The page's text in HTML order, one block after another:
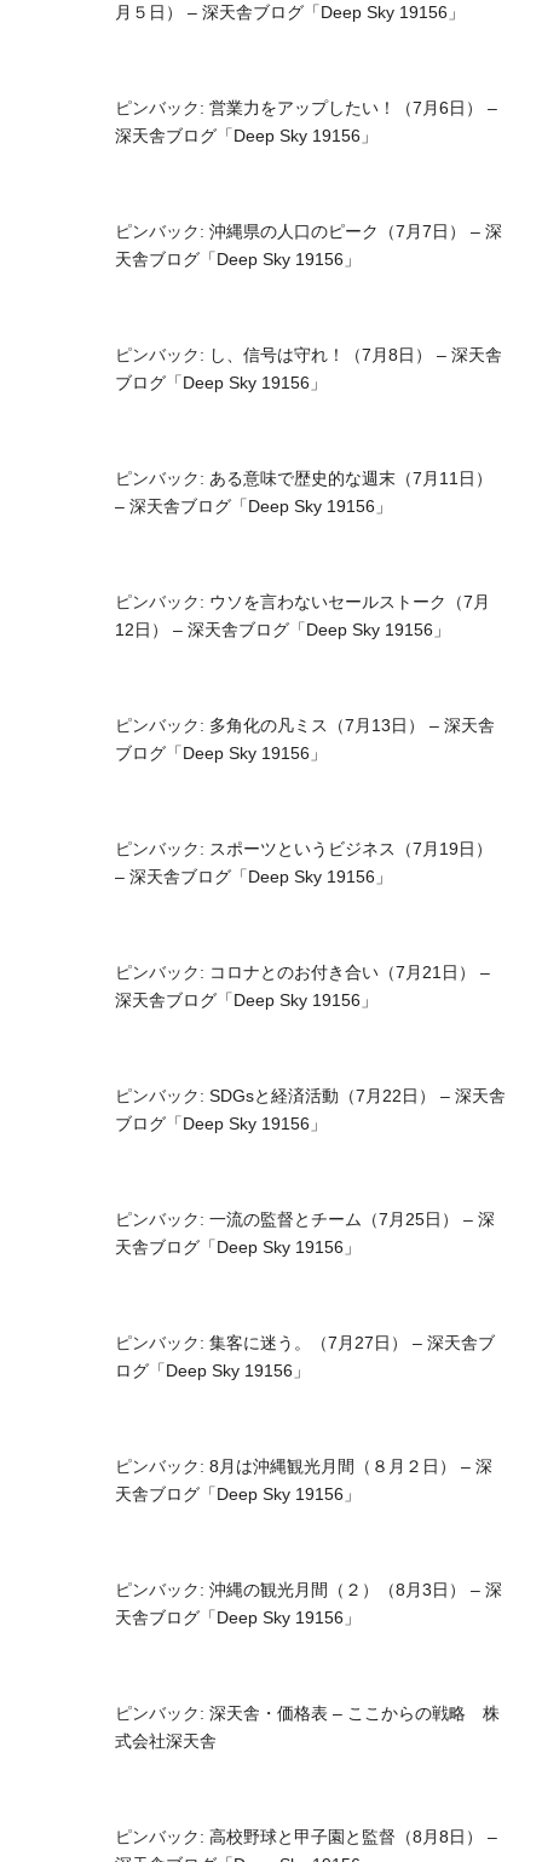
月５日） – 深天舎ブログ「Deep Sky 19156」
ピンバック: 営業力をアップしたい！（7月6日） –
深天舎ブログ「Deep Sky 19156」
ピンバック: 沖縄県の人口のピーク（7月7日） – 深
天舎ブログ「Deep Sky 19156」
ピンバック: し、信号は守れ！（7月8日） – 深天舎
ブログ「Deep Sky 19156」
ピンバック: ある意味で歴史的な週末（7月11日）
– 深天舎ブログ「Deep Sky 19156」
ピンバック: ウソを言わないセールストーク（7月
12日） – 深天舎ブログ「Deep Sky 19156」
ピンバック: 多角化の凡ミス（7月13日） – 深天舎
ブログ「Deep Sky 19156」
ピンバック: スポーツというビジネス（7月19日）
– 深天舎ブログ「Deep Sky 19156」
ピンバック: コロナとのお付き合い（7月21日） –
深天舎ブログ「Deep Sky 19156」
ピンバック: SDGsと経済活動（7月22日） – 深天舎
ブログ「Deep Sky 19156」
ピンバック: 一流の監督とチーム（7月25日） – 深
天舎ブログ「Deep Sky 19156」
ピンバック: 集客に迷う。（7月27日） – 深天舎ブ
ログ「Deep Sky 19156」
ピンバック: 8月は沖縄観光月間（８月２日） – 深
天舎ブログ「Deep Sky 19156」
ピンバック: 沖縄の観光月間（２）（8月3日） – 深
天舎ブログ「Deep Sky 19156」
ピンバック: 深天舎・価格表 – ここからの戦略 株
式会社深天舎
ピンバック: 高校野球と甲子園と監督（8月8日） –